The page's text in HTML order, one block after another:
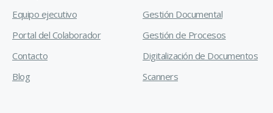
Equipo ejecutivo
Portal del Colaborador
Contacto
Blog
Gestión Documental
Gestión de Procesos
Digitalización de Documentos
Scanners